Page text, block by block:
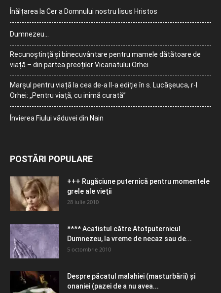
Înălțarea la Cer a Domnului nostru Iisus Hristos
Dumnezeu…
Recunoștință și binecuvântare pentru mamele dătătoare de
viață – din partea preoților Vicariatului Orhei
Marșul pentru viață la cea de-a II-a ediție în s. Lucășeuca, r-l
Orhei: „Pentru viață, cu inimă curată”
Învierea Fiului văduvei din Nain
POSTĂRI POPULARE
+++ Rugăciune puternică pentru momentele
grele ale vieţii
28 iulie 2010
**** Acatistul către Atotputernicul
Dumnezeu, la vreme de necaz sau de...
5 octombrie 2010
Despre păcatul malahiei (masturbării) şi
onaniei (pazei de a nu avea...